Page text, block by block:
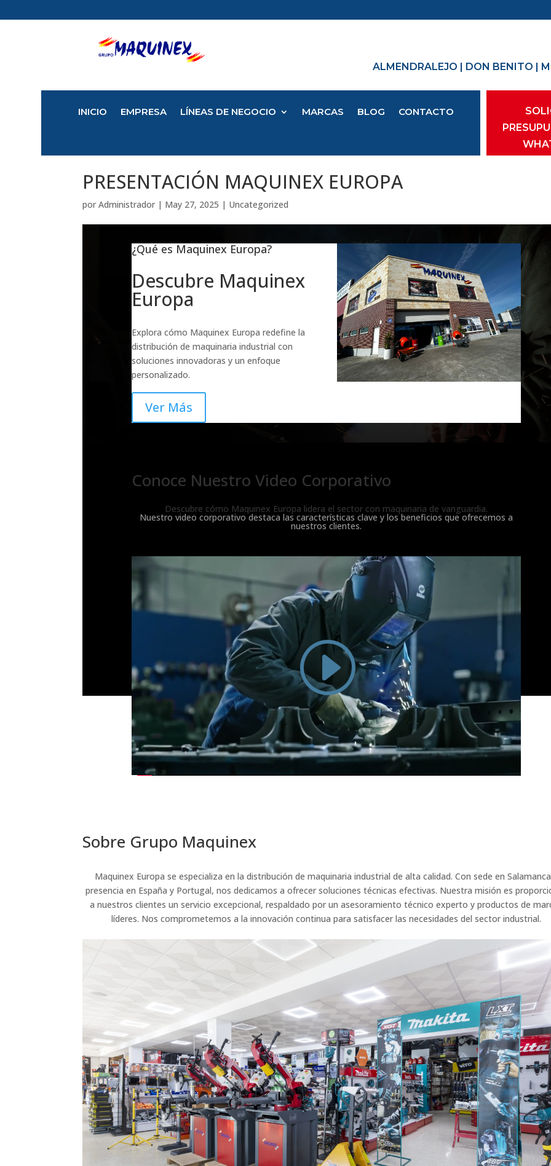
ALMENDRALEJO | DON BENITO |
INICIO EMPRESA LÍNEAS DE NEGOCIO MARCAS BLOG CONTACTO
PRESENTACIÓN MAQUINEX EUROPA
porAdministrador | May 27, 2025 | Uncategorized
¿Qué es Maquinex Europa?
Descubre Maquinex
Europa
Explora cómo Maquinex Europa redefine la
distribución de maquinaria industrial con
soluciones innovadoras y un enfoque
personalizado.
Ver Más
Conoce Nuestro Video Corporativo
Descubre cómo Maquinex Europa lidera el sector con maquinaria de vanguardia.
Nuestro video corporativo destaca las características clave y los beneficios que ofrecemos a
nuestros clientes.
Sobre Grupo Maquinex
Maquinex Europa se especializa en la distribución de maquinaria industrial de alta calidad. Con sede en
presencia en España y Portugal, nos dedicamos a ofrecer soluciones técnicas efectivas. Nuestra misión es
a nuestros clientes un servicio excepcional, respaldado por un asesoramiento técnico experto y productos de
líderes. Nos comprometemos a la innovación continua para satisfacer las necesidades del sector industrial.